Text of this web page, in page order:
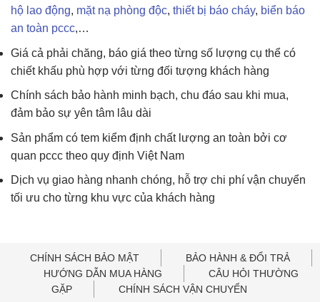
hộ lao động, mặt nạ phòng độc, thiết bị báo cháy, biển báo
an toàn pccc,…
Giá cả phải chăng, báo giá theo từng số lượng cụ thể có
chiết khấu phù hợp với từng đối tượng khách hàng
Chính sách bảo hành minh bạch, chu đáo sau khi mua,
đảm bảo sự yên tâm lâu dài
Sản phẩm có tem kiểm định chất lượng an toàn bởi cơ
quan pccc theo quy định Việt Nam
Dịch vụ giao hàng nhanh chóng, hỗ trợ chi phí vận chuyển
tối ưu cho từng khu vực của khách hàng
CHÍNH SÁCH BẢO MẬT
BẢO HÀNH & ĐỔI TRẢ
HƯỚNG DẪN MUA HÀNG
CÂU HỎI THƯỜNG
GẶP
CHÍNH SÁCH VẬN CHUYỂN